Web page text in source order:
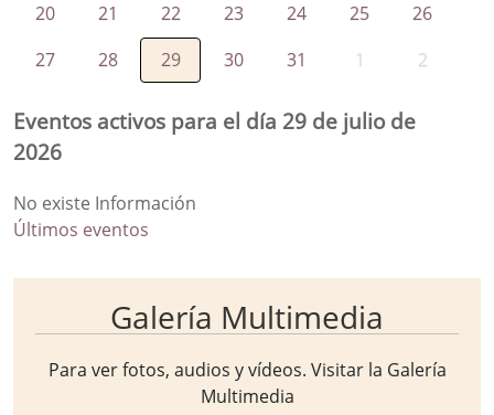
20 21 22 23 24 25
26
27
28 29 30 31 1 2
Eventos activos para el día 29 de julio de
2026
No existe Información
Últimos eventos
Galería Multimedia
Para ver fotos, audios y vídeos. Visitar la Galería
Multimedia